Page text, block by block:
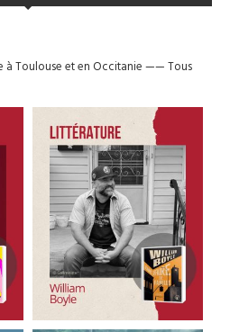
à Toulouse et en Occitanie——Tous